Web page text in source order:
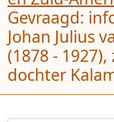
Gevraagd:
Johan Julius
(1878 -
dochter